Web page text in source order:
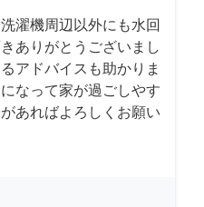
濯機周辺以外にも水回
ありがとうございまし
アドバイスも助かりま
なって家が過ごしやす
あればよろしくお願い